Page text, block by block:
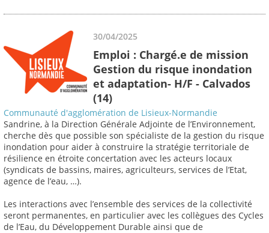
30/04/2025
Emploi : Chargé.e de mission
Gestion du risque inondation
et adaptation- H/F - Calvados
(14)
Communauté d'agglomération de Lisieux-Normandie
Sandrine, à la Direction Générale Adjointe de l’Environnement,
cherche dès que possible son spécialiste de la gestion du risque
inondation pour aider à construire la stratégie territoriale de
résilience en étroite concertation avec les acteurs locaux
(syndicats de bassins, maires, agriculteurs, services de l’Etat,
agence de l’eau, …).
Les interactions avec l’ensemble des services de la collectivité
seront permanentes, en particulier avec les collègues des Cycles
de l’Eau, du Développement Durable ainsi que de